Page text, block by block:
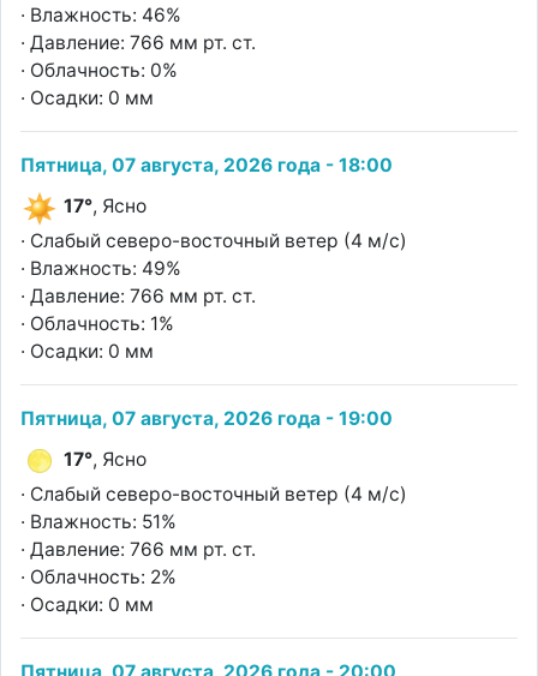
· Влажность: 46%
· Давление: 766 мм рт. ст.
· Облачность: 0%
· Осадки: 0 мм
Пятница, 07 августа, 2026 года - 18:00
17°, Ясно
· Слабый северо-восточный ветер (4 м/с)
· Влажность: 49%
· Давление: 766 мм рт. ст.
· Облачность: 1%
· Осадки: 0 мм
Пятница, 07 августа, 2026 года - 19:00
17°, Ясно
· Слабый северо-восточный ветер (4 м/с)
· Влажность: 51%
· Давление: 766 мм рт. ст.
· Облачность: 2%
· Осадки: 0 мм